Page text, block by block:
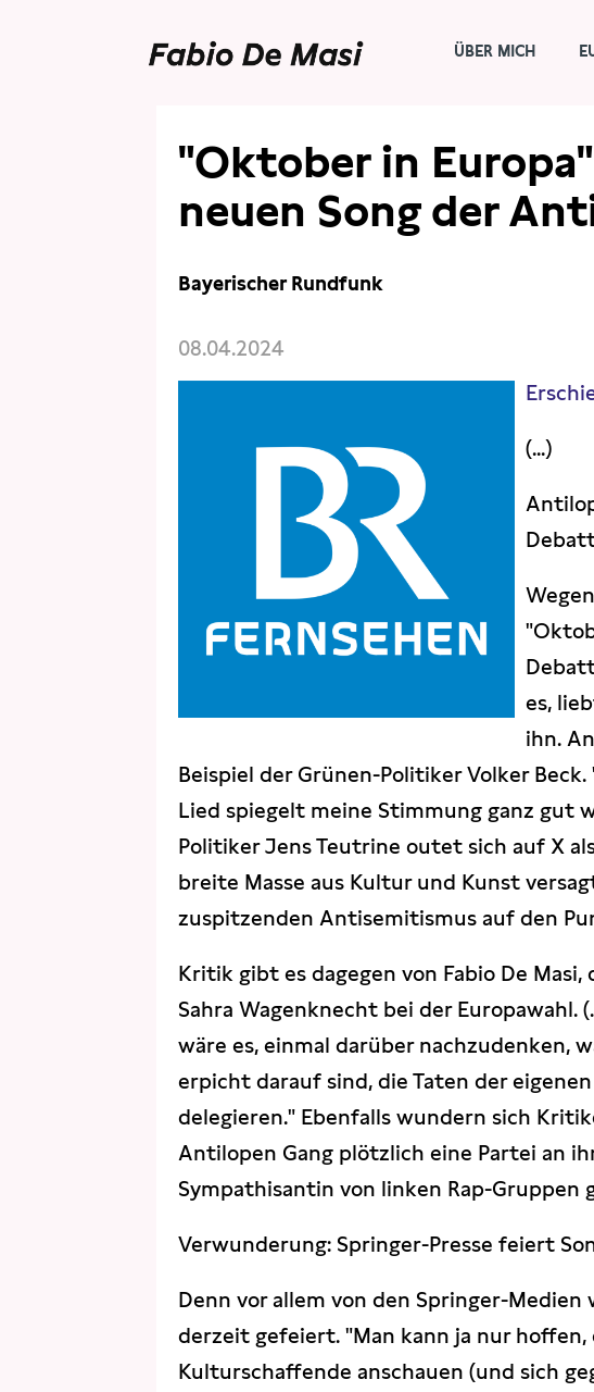
ÜBER MICH
"Oktober in
neuen Song der
Bayerischer Rundfunk
08.04.2024
(...)
es,
ihn.
Beispiel der Grünen-Politiker Volker
Lied spiegelt meine Stimmung ganz gut
Politiker Jens Teutrine outet sich auf X
breite Masse aus Kultur und Kunst
zuspitzenden Antisemitismus auf den
Kritik gibt es dagegen von Fabio De
Sahra Wagenknecht bei der Europawahl.
wäre es, einmal darüber nachzudenken,
erpicht darauf sind, die Taten der
delegieren." Ebenfalls wundern sich
Antilopen Gang plötzlich eine Partei an
Sympathisantin von linken Rap-Gruppen
Verwunderung: Springer-Presse feiert
Denn vor allem von den Springer-
derzeit gefeiert. "Man kann ja nur hoffen,
Kulturschaffende anschauen (und sich